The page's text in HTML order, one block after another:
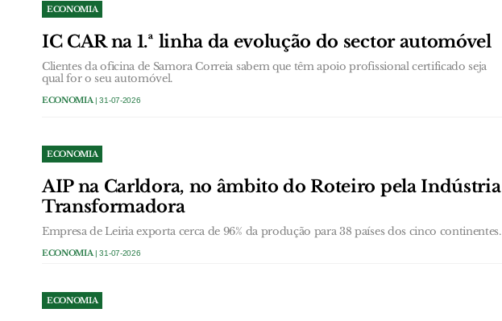
ECONOMIA
IC CAR na 1.ª linha da evolução do sector automóvel
Clientes da oficina de Samora Correia sabem que têm apoio profissional certificado seja
qual for o seu automóvel.
ECONOMIA| 31-07-2026
ECONOMIA
AIP na Carldora, no âmbito do Roteiro pela Indústria
Transformadora
Empresa de Leiria exporta cerca de 96% da produção para 38 países dos cinco continentes.
ECONOMIA | 31-07-2026
ECONOMIA